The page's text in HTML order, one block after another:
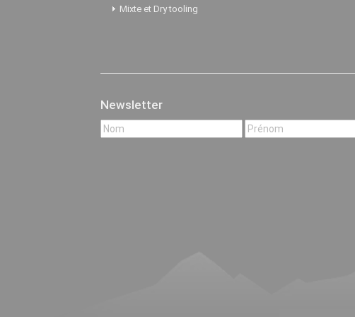
Mixte et Dry tooling
Newsletter